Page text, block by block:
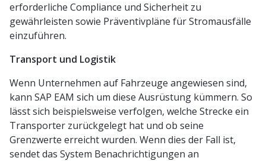
erforderliche Compliance und Sicherheit zu
gewährleisten sowie Präventivpläne für Stromausfälle
einzuführen.
Transport und Logistik
Wenn Unternehmen auf Fahrzeuge angewiesen sind,
kann SAP EAM sich um diese Ausrüstung kümmern. So
lässt sich beispielsweise verfolgen, welche Strecke ein
Transporter zurückgelegt hat und ob seine
Grenzwerte erreicht wurden. Wenn dies der Fall ist,
sendet das System Benachrichtigungen an